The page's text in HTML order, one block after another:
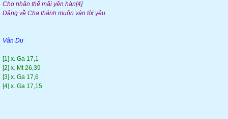
Cho nhân thế mãi yên hàn[4]
Dâng về Cha thánh muôn vàn lời yêu.
Vân Du
[1] x. Ga 17,1
[2] x. Mt 26,39
[3] x. Ga 17,6
[4] x. Ga 17,15